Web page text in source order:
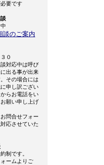
要です
談のご案内
０
対応中は呼び
出る事が出来
その場合には
申し訳ござい
らお電話をい
願い申し上げ
問合せフォー
応させていた
制です。
ームよりご